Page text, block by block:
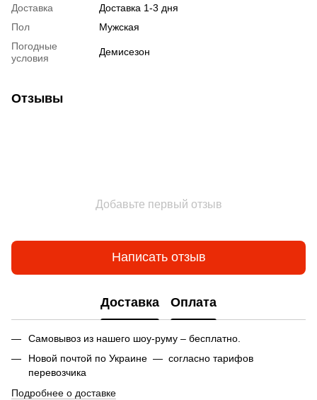
Доставка
Доставка 1-3 дня
Пол
Мужская
Погодные
условия
Демисезон
Отзывы
Добавьте первый отзыв
Написать отзыв
Доставка Оплата
Самовывоз из нашего шоу-руму – бесплатно.
Новой почтой по Украине — согласно тарифов
перевозчика
Подробнее о доставке